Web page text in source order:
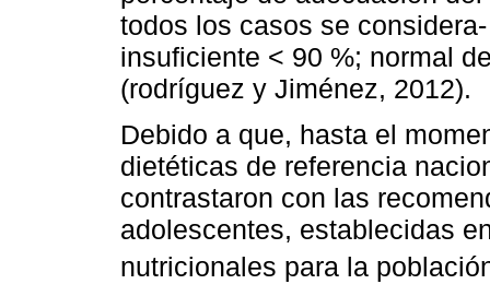
todos los casos se
insuficiente < 90 %; normal
(rodríguez y Jiménez, 2012).
Debido a que, hasta el
dietéticas de referencia
contrastaron con las
adolescentes, establecidas
nutricionales para la